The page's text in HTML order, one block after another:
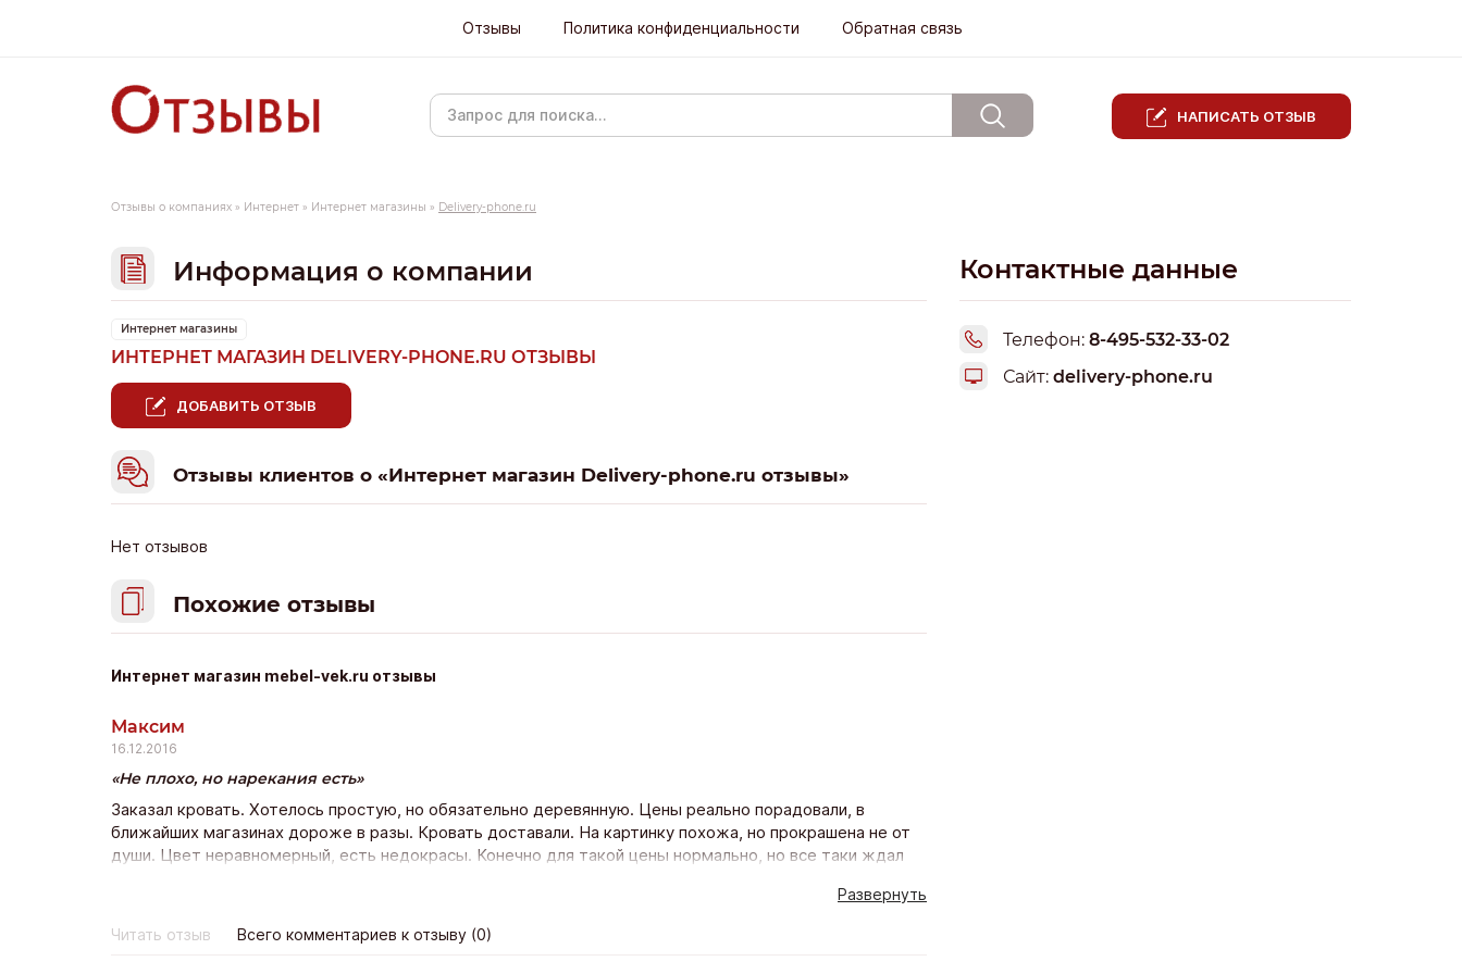
Отзывы Политика конфиденциальности Обратная связь
НАПИСАТЬ ОТЗЫВ
Отзывы о компаниях » Интернет » Интернет магазины » Delivery-phone.ru
Информация о компании
Интернет магазины
ИНТЕРНЕТ МАГАЗИН DELIVERY-PHONE.RU ОТЗЫВЫ
ДОБАВИТЬ ОТЗЫВ
Отзывы клиентов о «Интернет магазин Delivery-phone.ru отзывы»
Нет отзывов
Похожие отзывы
Интернет магазин mebel-vek.ru отзывы
Максим
16.12.2016
Не плохо, но нарекания есть
Заказал кровать. Хотелось простую, но обязательно деревянную. Цены реально порадовали, в
ближайших магазинах дороже в разы. Кровать доставали. На картинку похожа, но прокрашена не от
души. Цвет неравномерный, есть недокрасы. Конечно для такой цены нормально, но все таки ждал
Развернуть
Читать отзыв Всего комментариев к отзыву (0)
Контактные данные
Телефон: 8-495-532-33-02
Сайт: delivery-phone.ru